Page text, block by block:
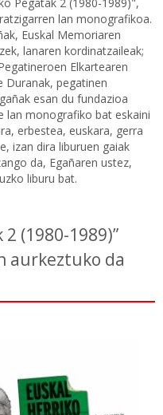
lan monografikoa.
Euskal Memoriaren
lanaren kordinatzaileak;
Elkartearen
Duranak, pegatinen
esan du fundazioa
lan monografiko bat eskaini
erbestea, euskara, gerra
izan dira liburuen gaiak
da, Egañaren ustez,
liburu bat.
(1980-1989)”
aurkeztuko da